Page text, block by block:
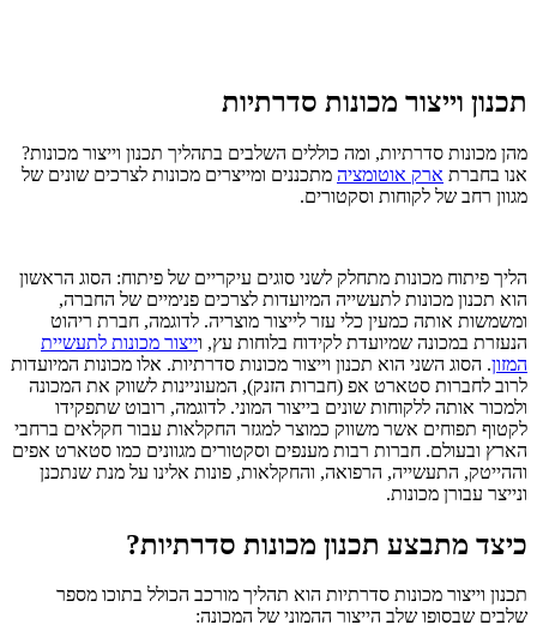
תכנון וייצור מכונות סדרתיות
מהן מכונות סדרתיות, ומה כוללים השלבים בתהליך תכנון וייצור מכונות?
אנו בחברת ארק אוטומציה מתכננים ומייצרים מכונות לצרכים שונים של
מגוון רחב של לקוחות וסקטורים.
הליך פיתוח מכונות מתחלק לשני סוגים עיקריים של פיתוח: הסוג הראשון
הוא תכנון מכונות לתעשייה המיועדות לצרכים פנימיים של החברה,
ומשמשות אותה כמעין כלי עזר לייצור מוצריה. לדוגמה, חברת ריהוט
הנעזרת במכונה שמיועדת לקידוח בלוחות עץ, וייצור מכונות לתעשיית
המזון. הסוג השני הוא תכנון וייצור מכונות סדרתיות. אלו מכונות המיועדות
לרוב לחברות סטארט אפ (חברות הזנק), המעוניינות לשווק את המכונה
ולמכור אותה ללקוחות שונים בייצור המוני. לדוגמה, רובוט שתפקידו
לקטוף תפוחים אשר משווק כמוצר למגזר החקלאות עבור חקלאים ברחבי
הארץ ובעולם. חברות רבות מענפים וסקטורים מגוונים כמו סטארט אפים
וההייטק, התעשייה, הרפואה, והחקלאות, פונות אלינו על מנת שנתכנן
ונייצר עבורן מכונות.
כיצד מתבצע תכנון מכונות סדרתיות?
תכנון וייצור מכונות סדרתיות הוא תהליך מורכב הכולל בתוכו מספר
שלבים שבסופו שלב הייצור ההמוני של המכונה: